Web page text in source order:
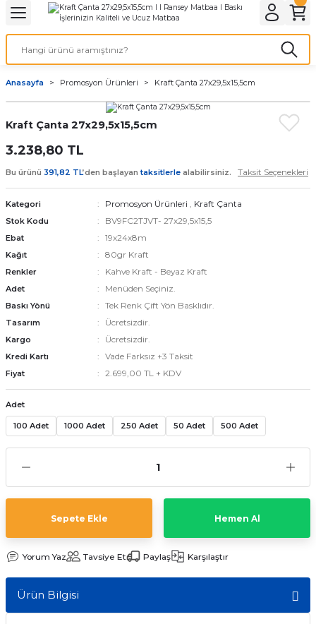
Geri Dön
Geri Dön
Geri Dön
Geri Dön
Ürünleri
Geri Dön
Geri Dön
Geri Dön
Anasayfa Promosyon Ürünleri Kraft Çanta 27x29,5x15,5cm
Kraft Çanta 27x29,5x15,5cm
3.238,80 TL
Bu ürünü 391,82 TL’den başlayantaksitlerle alabilirsiniz. Taksit Seçenekleri
Kategori Promosyon Ürünleri , Kraft Çanta
Stok Kodu BV9FC2TJVT- 27x29,5x15,5
Ebat 19x24x8m
Kağıt 80gr Kraft
Renkler Kahve Kraft - Beyaz Kraft
Adet Menüden Seçiniz.
Baskı Yönü Tek Renk Çift Yön Basklıdır.
Tasarım Ücretsizdir.
Kargo Ücretsizdir.
Kredi Kartı Vade Farksız +3 Taksit
Fiyat 2.699,00 TL + KDV
Adet
100 Adet 1000 Adet 250 Adet 50 Adet 500 Adet
Sepete Ekle Hemen Al
Yorum Yaz Tavsiye Et Paylaş Karşılaştır
Ürün Bilgisi